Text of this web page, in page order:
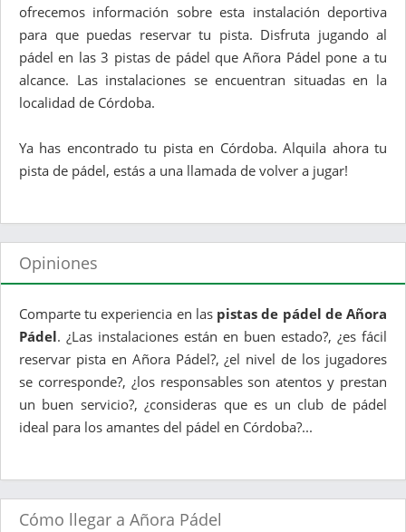
ofrecemos información sobre esta instalación deportiva
para que puedas reservar tu pista. Disfruta jugando al
pádel en las 3 pistas de pádel que Añora Pádel pone a tu
alcance. Las instalaciones se encuentran situadas en la
localidad de Córdoba.
Ya has encontrado tu pista en Córdoba. Alquila ahora tu
pista de pádel, estás a una llamada de volver a jugar!
Opiniones
Comparte tu experiencia en las pistas de pádel de Añora
Pádel. ¿Las instalaciones están en buen estado?, ¿es fácil
reservar pista en Añora Pádel?, ¿el nivel de los jugadores
se corresponde?, ¿los responsables son atentos y prestan
un buen servicio?, ¿consideras que es un club de pádel
ideal para los amantes del pádel en Córdoba?...
Cómo llegar a Añora Pádel